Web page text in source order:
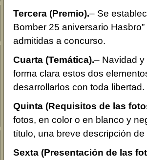
Tercera (Premio).– Se
Bomber 25 aniversario
admitidas a concurso.
Cuarta (Temática).– Navidad y
forma clara estos dos
desarrollarlos con toda libertad.
Quinta (Requisitos de las
fotos, en color o en blanco y
título, una breve descripción
Sexta (Presentación de las